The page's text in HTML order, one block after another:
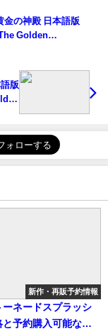
金の神殿 日本語版
Golden
版
新作・再販予約情報
ーネードスプラッシ
と予約購入可能なシ